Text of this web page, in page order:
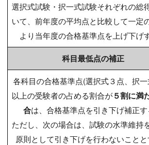
選択式試験・択一式試験それぞれの総
いて、前年度の平均点と比較して一定
より当年度の合格基準点を上げ下げす
科目最低点の補正
各科目の合格基準点(選択式３点、択
以上の受験者の占める割合が５割に満
合は、合格基準点を引き下げ補正す
ただし、次の場合は、試験の水準維持
原則として引き下げを行わないことと